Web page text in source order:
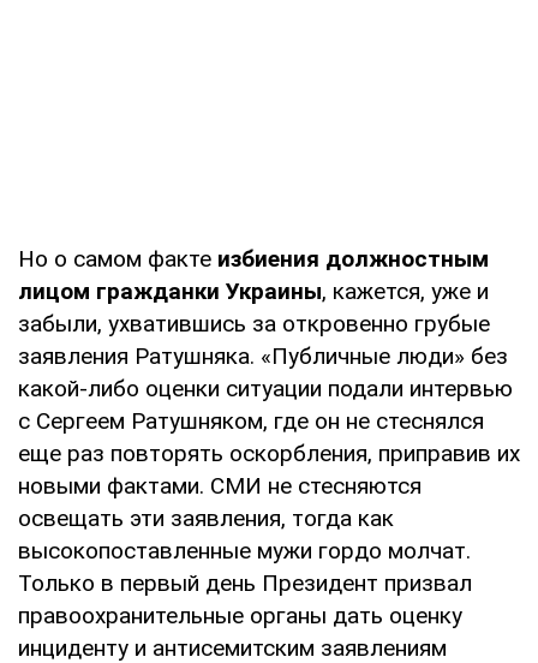
Но о самом факте избиения должностным
лицом гражданки Украины, кажется, уже и
забыли, ухватившись за откровенно грубые
заявления Ратушняка. «Публичные люди» без
какой-либо оценки ситуации подали интервью
с Сергеем Ратушняком, где он не стеснялся
еще раз повторять оскорбления, приправив их
новыми фактами. СМИ не стесняются
освещать эти заявления, тогда как
высокопоставленные мужи гордо молчат.
Только в первый день Президент призвал
правоохранительные органы дать оценку
инциденту и антисемитским заявлениям